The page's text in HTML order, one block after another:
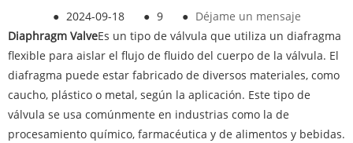
● 2024-09-18 ● 9 ● Déjame un mensaje
Diaphragm ValveEs un tipo de válvula que utiliza un diafragma
flexible para aislar el flujo de fluido del cuerpo de la válvula. El
diafragma puede estar fabricado de diversos materiales, como
caucho, plástico o metal, según la aplicación. Este tipo de
válvula se usa comúnmente en industrias como la de
procesamiento químico, farmacéutica y de alimentos y bebidas.